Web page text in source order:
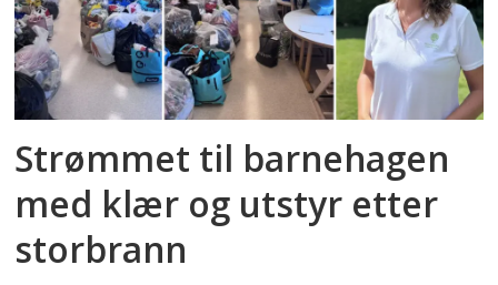
Strømmet til barnehagen
med klær og utstyr etter
storbrann